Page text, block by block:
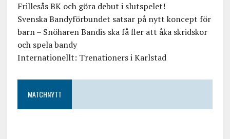
Frillesås BK och göra debut i slutspelet!
Svenska Bandyförbundet satsar på nytt koncept för
barn – Snöharen Bandis ska få fler att åka skridskor
och spela bandy
Internationellt: Trenationers i Karlstad
MATCHNYTT